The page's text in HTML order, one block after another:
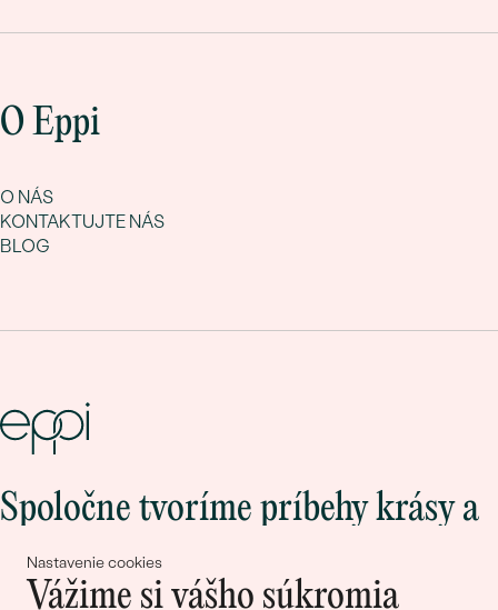
Nastavenie cookies
Vážime si vášho súkromia
O Eppi
O NÁS
KONTAKTUJTE NÁS
BLOG
Spoločne tvoríme príbehy krásy a
lásky